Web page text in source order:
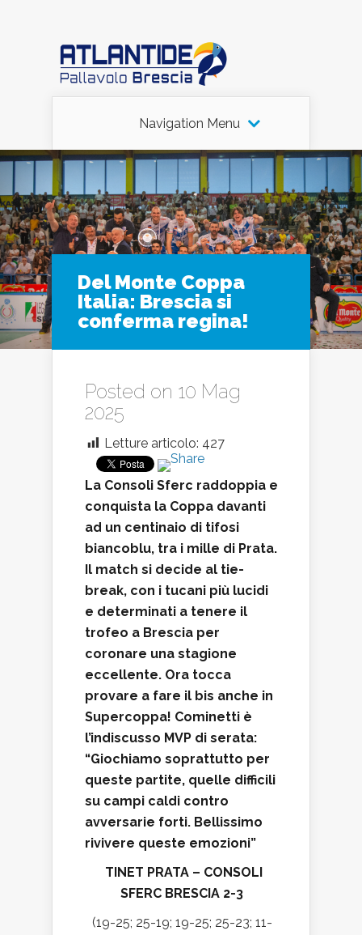
Navigation Menu
Del Monte Coppa
Italia: Brescia si
conferma regina!
Posted on 10 Mag
2025
Letture articolo: 427
La Consoli Sferc raddoppia e
conquista la Coppa davanti
ad un centinaio di tifosi
biancoblu, tra i mille di Prata.
Il match si decide al tie-
break, con i tucani più lucidi
e determinati a tenere il
trofeo a Brescia per
coronare una stagione
eccellente. Ora tocca
provare a fare il bis anche in
Supercoppa! Cominetti è
l’indiscusso MVP di serata:
“Giochiamo soprattutto per
queste partite, quelle difficili
su campi caldi contro
avversarie forti. Bellissimo
rivivere queste emozioni”
TINET PRATA – CONSOLI
SFERC BRESCIA 2-3
(19-25; 25-19; 19-25; 25-23; 11-